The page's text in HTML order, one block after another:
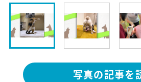
写真の記事を